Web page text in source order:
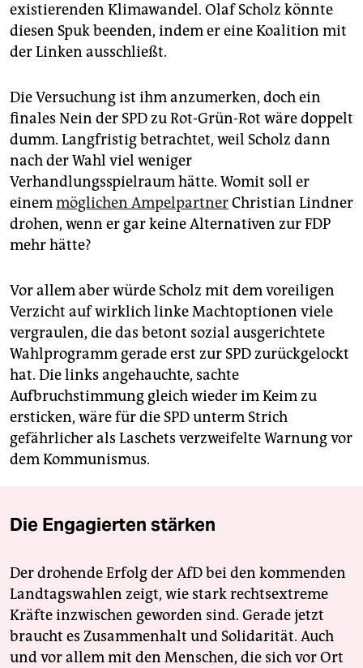
existierenden Klimawandel. Olaf Scholz könnte
diesen Spuk beenden, indem er eine Koalition mit
der Linken ausschließt.
Die Versuchung ist ihm anzumerken, doch ein
finales Nein der SPD zu Rot-Grün-Rot wäre doppelt
dumm. Langfristig betrachtet, weil Scholz dann
nach der Wahl viel weniger
Verhandlungsspielraum hätte. Womit soll er
einemmöglichen AmpelpartnerChristian Lindner
drohen, wenn er gar keine Alternativen zur FDP
mehr hätte?
Vor allem aber würde Scholz mit dem voreiligen
Verzicht auf wirklich linke Machtoptionen viele
vergraulen, die das betont sozial ausgerichtete
Wahlprogramm gerade erst zur SPD zurückgelockt
hat. Die links angehauchte, sachte
Aufbruchstimmung gleich wieder im Keim zu
ersticken, wäre für die SPD unterm Strich
gefährlicher als Laschets verzweifelte Warnung vor
dem Kommunismus.
Die Engagierten stärken
Der drohende Erfolg der AfD bei den kommenden
Landtagswahlen zeigt, wie stark rechtsextreme
Kräfte inzwischen geworden sind. Gerade jetzt
braucht es Zusammenhalt und Solidarität. Auch
und vor allem mit den Menschen, die sich vor Ort